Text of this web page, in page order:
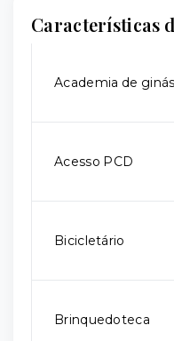
Características
Academia de
Acesso PCD
Bicicletário
Brinquedoteca